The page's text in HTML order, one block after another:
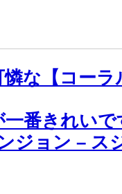
憐な【コー
一番きれい
ジョン – ス